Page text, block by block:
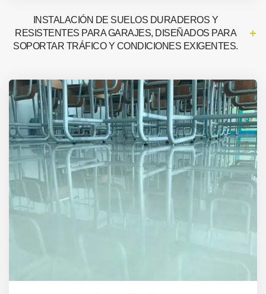
INSTALACIÓN DE SUELOS DURADEROS Y
RESISTENTES PARA GARAJES, DISEÑADOS PARA
SOPORTAR TRÁFICO Y CONDICIONES EXIGENTES.